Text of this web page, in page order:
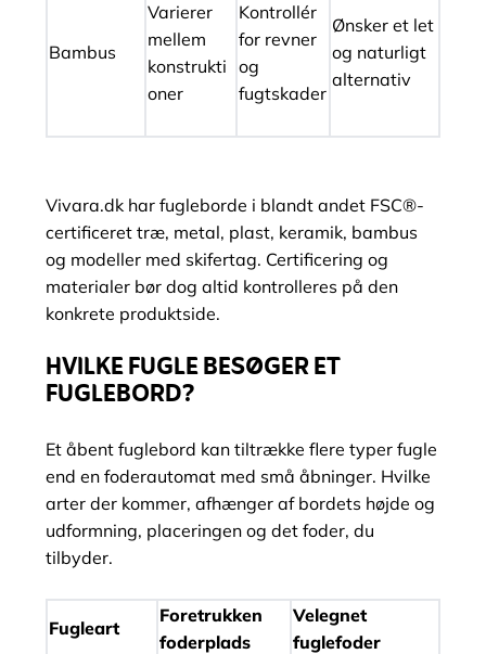
Bambus
Varierer
mellem
konstrukti
oner
Kontrollér
for revner
og
fugtskader
Ønsker et let
og naturligt
alternativ
Vivara.dk har fugleborde i blandt andet FSC®-
certificeret træ, metal, plast, keramik, bambus
og modeller med skifertag. Certificering og
materialer bør dog altid kontrolleres på den
konkrete produktside.
HVILKE FUGLE BESØGER ET
FUGLEBORD?
Et åbent fuglebord kan tiltrække flere typer fugle
end en foderautomat med små åbninger. Hvilke
arter der kommer, afhænger af bordets højde og
udformning, placeringen og det foder, du
tilbyder.
Fugleart
Foretrukken
foderplads
Velegnet
fuglefoder